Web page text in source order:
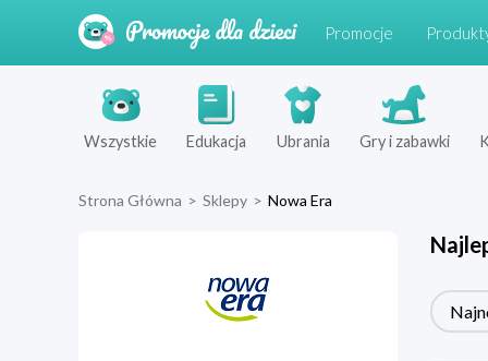
Promocje
Wszystkie Edukacja Ubrania Gry i zabawki
Strona Główna > Sklepy > Nowa Era